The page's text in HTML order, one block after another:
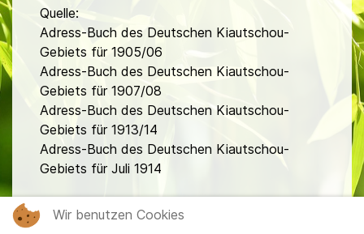
Quelle:
Adress-Buch des Deutschen Kiautschou-
Gebiets für 1905/06
Adress-Buch des Deutschen Kiautschou-
Gebiets für 1907/08
Adress-Buch des Deutschen Kiautschou-
Gebiets für 1913/14
Adress-Buch des Deutschen Kiautschou-
Gebiets für Juli 1914
Wir benutzen Cookies